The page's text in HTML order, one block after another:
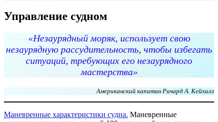
Управление судном
«Незаурядный моряк, использует свою
незаурядную рассудительность, чтобы избегать
ситуаций, требующих его незаурядного
мастерства»
Американский капитан Ричард А. Кейхилл
Маневренные характеристики судна. Маневренные